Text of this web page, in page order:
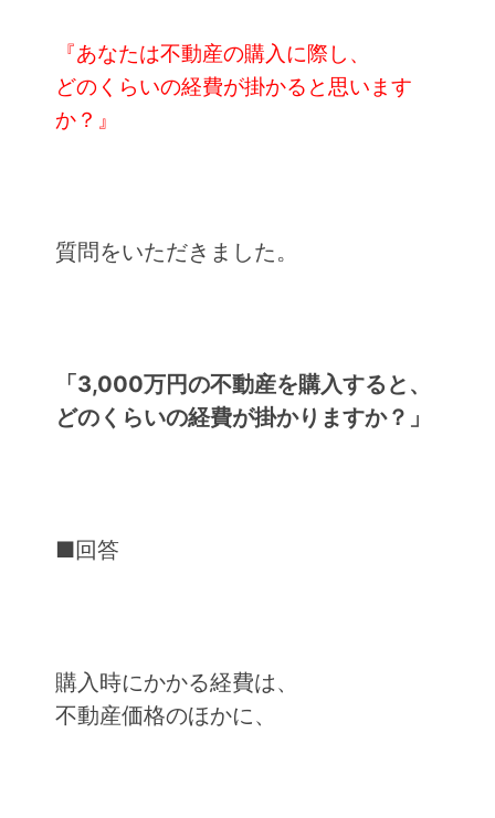
『あなたは不動産の購入に際し、
どのくらいの経費が掛かると思います
か？』
質問をいただきました。
「3,000万円の不動産を購入すると、
どのくらいの経費が掛かりますか？」
■回答
購入時にかかる経費は、
不動産価格のほかに、